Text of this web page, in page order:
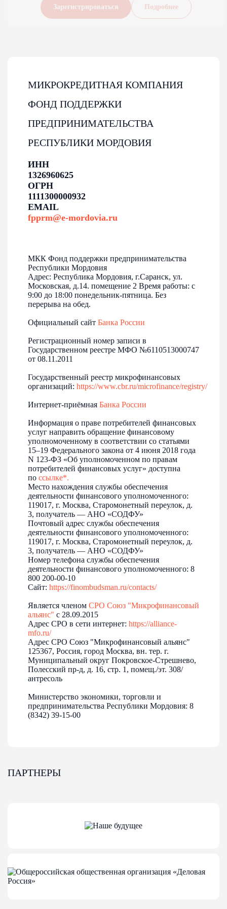
Россия» теперь могут найти партнера в любом регионе за
Как Лариса Пьянзова превратила домашний эксперимент
в семейное производство натуральных мясных продуктов.
История успеха
24-07-2026
Продолжается прием заявок на премию
«Авито. Мебель года»
Производители мебели со всей России могут принять
участие в ежегодной премии «Мебель года»,
организованной Авито. Конкурс...
16-07-2026
Предприниматели Мордовии активно подают
заявки на «Индекс дела»
Интерес к всероссийскому рейтингу «Индекс дела»
продолжает расти.
Зарегистрироваться Подробнее
МИКРОКРЕДИТНАЯ КОМПАНИЯ
ФОНД ПОДДЕРЖКИ
ПРЕДПРИНИМАТЕЛЬСТВА
РЕСПУБЛИКИ МОРДОВИЯ
ИНН
1326960625
ОГРН
1111300000932
EMAIL
fpprm@e-mordovia.ru
МКК Фонд поддержки предпринимательства
Республики Мордовия
Адрес: Республика Мордовия, г.Саранск, ул.
Московская, д.14. помещение 2 Время работы: с
9:00 до 18:00 понедельник-пятница. Без
перерыва на обед.
Официальный сайт Банка России
Регистрационный номер записи в
Государственном реестре МФО №6110513000747
от 08.11.2011
Государственный реестр микрофинансовых
организаций: https://www.cbr.ru/microfinance/registry/
Интернет-приёмная Банка России
Информация о праве потребителей финансовых
услуг направить обращение финансовому
уполномоченному в соответствии со статьями
15–19 Федерального закона от 4 июня 2018 года
N 123-ФЗ «Об уполномоченном по правам
потребителей финансовых услуг» доступна
по ссылке*.
Место нахождения службы обеспечения
деятельности финансового уполномоченного:
119017, г. Москва, Старомонетный переулок, д.
3, получатель — АНО «СОДФУ»
Почтовый адрес службы обеспечения
деятельности финансового уполномоченного:
119017, г. Москва, Старомонетный переулок, д.
3, получатель — АНО «СОДФУ»
Номер телефона службы обеспечения
деятельности финансового уполномоченного: 8
800 200-00-10
Сайт: https://finombudsman.ru/contacts/
Является членом СРО Союз "Микрофинансовый
альянс" с 28.09.2015
Адрес СРО в сети интернет: https://alliance-
mfo.ru/
Адрес СРО Союз "Микрофинансовый альянс"
125367, Россия, город Москва, вн. тер. г.
Муниципальный округ Покровское-Стрешнево,
Полесский пр-д, д. 16, стр. 1, помещ./эт. 308/
антресоль
Министерство экономики, торговли и
предпринимательства Республики Мордовия: 8
(8342) 39-15-00
ПАРТНЕРЫ